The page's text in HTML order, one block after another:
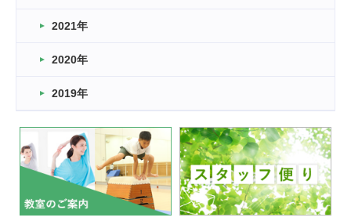
緑ケ丘体育館
2022.11.03
緑ケ丘体育館
いたっぼーる大会☆彡
緑ケ丘体育館
2022.07.03
市内総合体育大会が開始
緑ケ丘体育館 猪名川運動広場
古池運動広場
2021年
2020年
2019年